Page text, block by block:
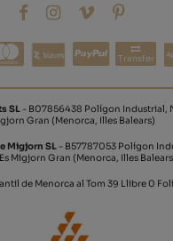
Transfer
SL - B07856438 Polígon Industrial,
Gran (Menorca, Illes Balears)
Migjorn SL - B57787053 Polígon
Migjorn Gran (Menorca, Illes
de Menorca al Tom 39 Llibre 0